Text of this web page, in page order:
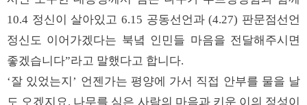
10.4 정신이 살아있고 6.15 공동선언과 (4.27) 판문점선언
정신도 이어가겠다는 북녘 인민들 마음을 전달해주시면
좋겠습니다”라고 말했다고 합니다.
‘잘 있었는지’ 언젠가는 평양에 가서 직접 안부를 물을 날
도 오겠지요. 나무를 심은 사람의 마음과 키운 이의 정성이